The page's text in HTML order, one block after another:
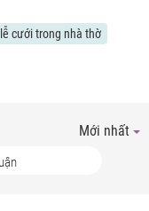
lễ cưới trong nhà thờ
Mới nhất